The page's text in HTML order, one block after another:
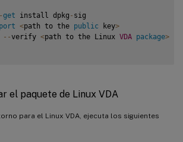
-get install dpkg - sig
<path to the public key>
--verify <path to the Linux VDA package>
el paquete de Linux VDA
para el Linux VDA, ejecuta los siguientes